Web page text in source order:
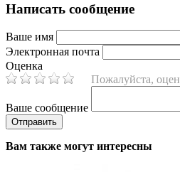
Написать сообщение
Ваше имя
Электронная почта
Оценка
Пожалуйста,
Ваше сообщение
Вам также могут интересны